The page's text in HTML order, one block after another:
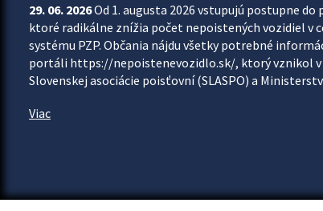
29. 06. 2026Od 1. augusta 2026 vstupujú postupne
ktoré radikálne znížia počet nepoistených vozidiel v
systému PZP. Občania nájdu všetky potrebné
portáli https://nepoistenevozidlo.sk/, ktorý vznikol v
Slovenskej asociácie poisťovní (SLASPO) a
Viac